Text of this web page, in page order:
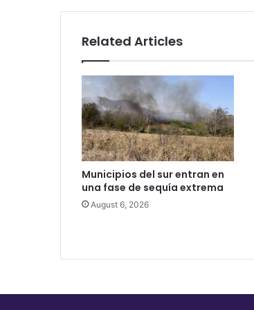
Related Articles
Municipios del sur entran en
una fase de sequía extrema
August 6, 2026